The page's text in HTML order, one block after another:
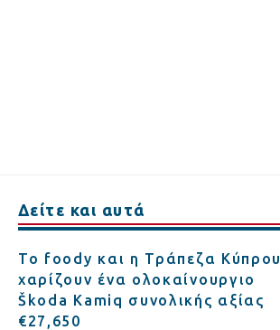
Δείτε και αυτά
Το foody και η Τράπεζα Κύπρου
χαρίζουν ένα ολοκαίνουργιο
Škoda Kamiq συνολικής αξίας
€27,650